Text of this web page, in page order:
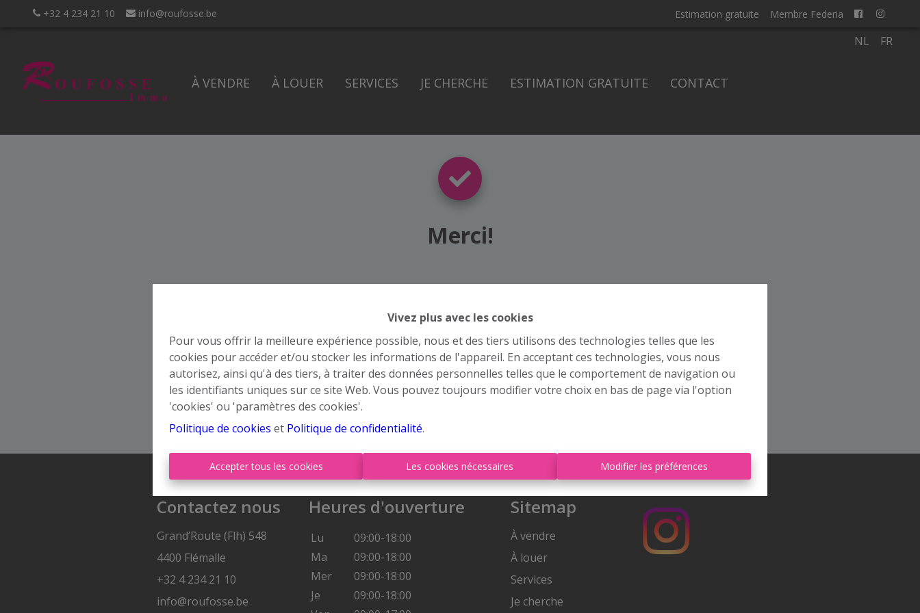
Vivez plus avec les cookies
Pour vous offrir la meilleure expérience possible, nous et des tiers utilisons des technologies telles que les
cookies pour accéder et/ou stocker les informations de l'appareil. En acceptant ces technologies, vous nous
autorisez, ainsi qu'à des tiers, à traiter des données personnelles telles que le comportement de navigation ou
les identifiants uniques sur ce site Web. Vous pouvez toujours modifier votre choix en bas de page via l'option
'cookies' ou 'paramètres des cookies'.
Politique de cookies et Politique de confidentialité.
Accepter tous les cookies Les cookies nécessaires Modifier les préférences
+32 4 234 21 10 info@roufosse.be Estimation gratuite Membre Federia
À VENDRE À LOUER SERVICES JE CHERCHE ESTIMATION GRATUITE CONTACT
NL FR
Merci!
Contactez nous
Grand’Route (Flh) 548
4400 Flémalle
+32 4 234 21 10
info@roufosse.be
Heures d'ouverture
Lu
09:00-18:00
Ma
09:00-18:00
Mer
09:00-18:00
Je
09:00-18:00
Sitemap
À vendre
À louer
Services
Je cherche